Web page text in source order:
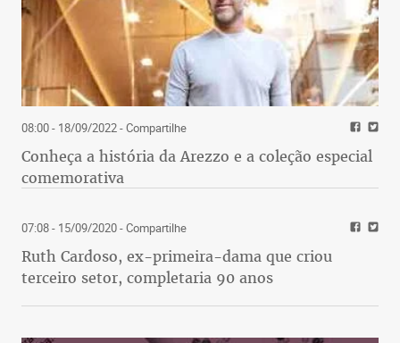
08:00 - 18/09/2022- Compartilhe
Conheça a história da Arezzo e a coleção especial
comemorativa
07:08 - 15/09/2020- Compartilhe
Ruth Cardoso, ex-primeira-dama que criou
terceiro setor, completaria 90 anos